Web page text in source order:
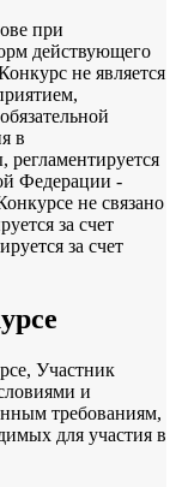
при
действующего
не является
в
регламентируется
Федерации -
не связано
за счет
за счет
Участник
и
требованиям,
для участия в